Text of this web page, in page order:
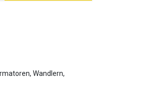
Wandlern,